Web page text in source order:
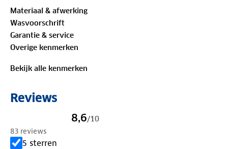
Materiaal:
80% katoen, 18% polyamide, 2% elastaan
Materiaal & afwerking
Wasvoorschrift
Garantie & service
Overige kenmerken
Bekijk alle kenmerken
Reviews
8,6/10
83 reviews
5 sterren